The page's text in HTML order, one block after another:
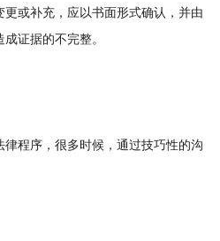
或补充，应以书面形式确认，并由
证据的不完整。
程序，很多时候，通过技巧性的沟